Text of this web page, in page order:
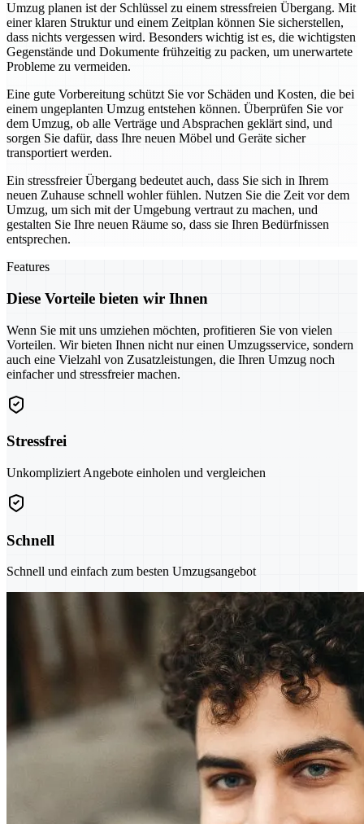
Umzug planen ist der Schlüssel zu einem stressfreien Übergang. Mit
einer klaren Struktur und einem Zeitplan können Sie sicherstellen,
dass nichts vergessen wird. Besonders wichtig ist es, die wichtigsten
Gegenstände und Dokumente frühzeitig zu packen, um unerwartete
Probleme zu vermeiden.
Eine gute Vorbereitung schützt Sie vor Schäden und Kosten, die bei
einem ungeplanten Umzug entstehen können. Überprüfen Sie vor
dem Umzug, ob alle Verträge und Absprachen geklärt sind, und
sorgen Sie dafür, dass Ihre neuen Möbel und Geräte sicher
transportiert werden.
Ein stressfreier Übergang bedeutet auch, dass Sie sich in Ihrem
neuen Zuhause schnell wohler fühlen. Nutzen Sie die Zeit vor dem
Umzug, um sich mit der Umgebung vertraut zu machen, und
gestalten Sie Ihre neuen Räume so, dass sie Ihren Bedürfnissen
entsprechen.
Features
Diese Vorteile bieten wir Ihnen
Wenn Sie mit uns umziehen möchten, profitieren Sie von vielen
Vorteilen. Wir bieten Ihnen nicht nur einen Umzugsservice, sondern
auch eine Vielzahl von Zusatzleistungen, die Ihren Umzug noch
einfacher und stressfreier machen.
Stressfrei
Unkompliziert Angebote einholen und vergleichen
Schnell
Schnell und einfach zum besten Umzugsangebot